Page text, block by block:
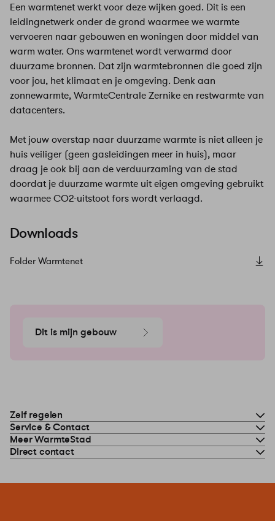
Een warmtenet werkt voor deze wijken goed. Dit is een
leidingnetwerk onder de grond waarmee we warmte
vervoeren naar gebouwen en woningen door middel van
warm water. Ons warmtenet wordt verwarmd door
duurzame bronnen. Dat zijn warmtebronnen die goed zijn
voor jou, het klimaat en je omgeving. Denk aan
zonnewarmte, WarmteCentrale Zernike en restwarmte van
datacenters.
Met jouw overstap naar duurzame warmte is niet alleen je
huis veiliger (geen gasleidingen meer in huis), maar
draag je ook bij aan de verduurzaming van de stad
doordat je duurzame warmte uit eigen omgeving gebruikt
waarmee CO2-uitstoot fors wordt verlaagd.
Downloads
Folder Warmtenet
Dit is mijn gebouw
Zelf regelen
Service & Contact
Meer WarmteStad
Direct contact